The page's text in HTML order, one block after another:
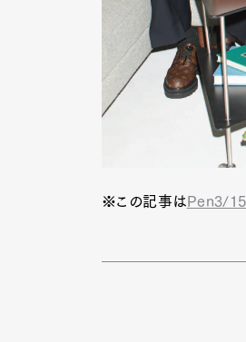
※この記事は Pen3/